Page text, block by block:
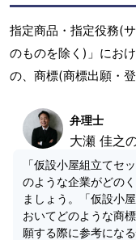
指定商品・指定役務(
のものを除く)」にお
の、商標(商標出願・
弁理士
大瀬 佳之
「仮設小屋組立てセ
のような企業がどの
ましょう。「仮設小
おいてどのような商
願する際に参考になる